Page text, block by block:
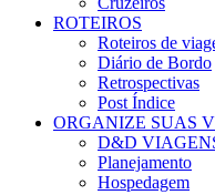
ROTEIROS
Roteiros de
Diário de Bordo
Retrospectivas
Post Índice
ORGANIZE SUAS
D&D
Planejamento
Hospedagem